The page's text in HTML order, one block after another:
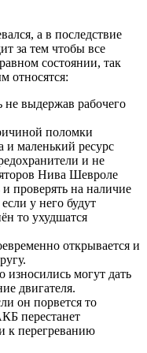
а в последствие
за тем чтобы все
состоянии, так
относятся:
не выдержав рабочего
поломки
и маленький ресурс
и не
Нива Шевроле
проверять на наличие
у него будут
то ухудшатся
открывается и
износились могут дать
двигателя.
он порвется то
перестанет
к перегреванию